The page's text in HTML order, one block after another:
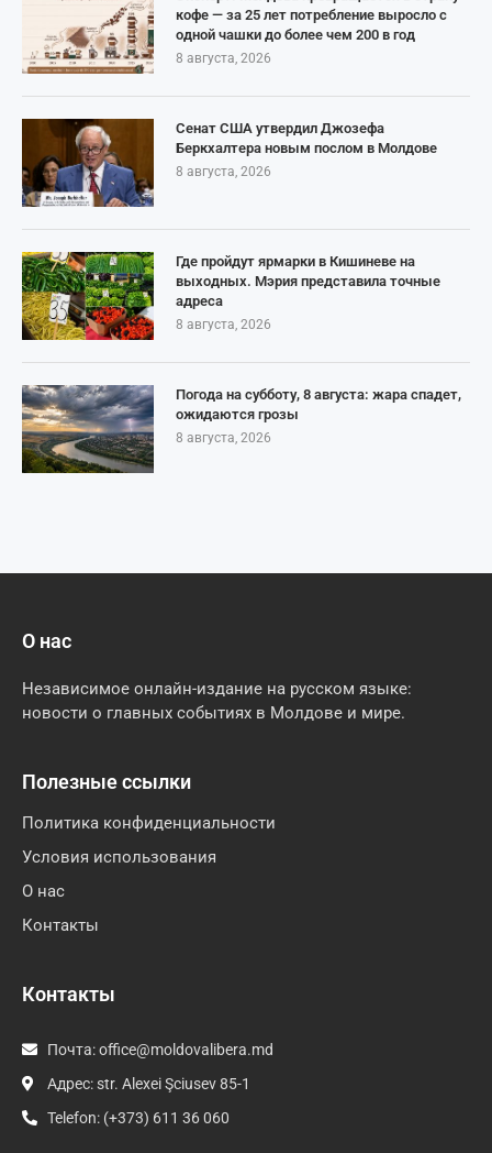
кофе — за 25 лет потребление выросло с
одной чашки до более чем 200 в год
8 августа, 2026
Сенат США утвердил Джозефа
Беркхалтера новым послом в Молдове
8 августа, 2026
Где пройдут ярмарки в Кишиневе на
выходных. Мэрия представила точные
адреса
8 августа, 2026
Погода на субботу, 8 августа: жара спадет,
ожидаются грозы
8 августа, 2026
О нас
Независимое онлайн-издание на русском языке:
новости о главных событиях в Молдове и мире.
Полезные ссылки
Политика конфиденциальности
Условия использования
О нас
Контакты
Контакты
Почта:office@moldovalibera.md
Адрес: str. Alexei Şciusev 85-1
Telefon: (+373) 611 36 060